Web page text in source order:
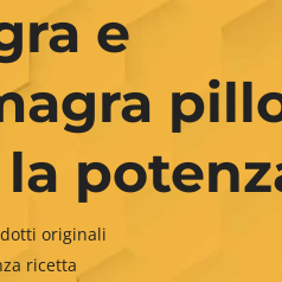
e
originali
ricetta